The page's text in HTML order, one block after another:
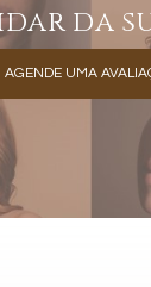
da
AGENDE UMA